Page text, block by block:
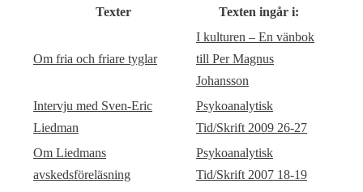
Texter Texten ingår i:
Om fria och friare tyglar
I kulturen – En vänbok
till Per Magnus
Johansson
Intervju med Sven-Eric
Liedman
Psykoanalytisk
Tid/Skrift 2009 26-27
Om Liedmans
avskedsföreläsning
Psykoanalytisk
Tid/Skrift 2007 18-19